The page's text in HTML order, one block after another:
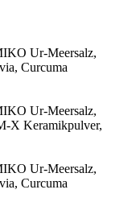
Ur-Meersalz,
Curcuma
Ur-Meersalz,
X Keramikpulver,
Ur-Meersalz,
Curcuma